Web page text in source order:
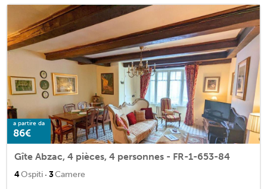
a partire da
86€
Gîte Abzac, 4 pièces, 4 personnes - FR-1-653-84
4Ospiti · 3Camere